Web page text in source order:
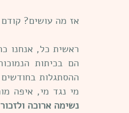
אז מה עושים?
ראשית כל, אנחנו
הם בכיתות
ההסתגלות
מי נגד מי, איפה
נשימה ארוכה